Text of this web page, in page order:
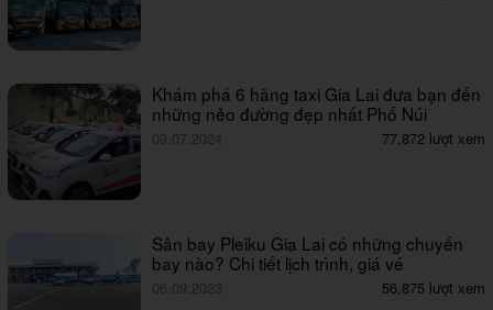
Khám phá 6 hãng taxi Gia Lai đưa bạn đến
những nẻo đường đẹp nhất Phố Núi
09.07.2024 77,872 lượt xem
Sân bay Pleiku Gia Lai có những chuyến
bay nào? Chi tiết lịch trình, giá vé
06.09.2023 56,875 lượt xem